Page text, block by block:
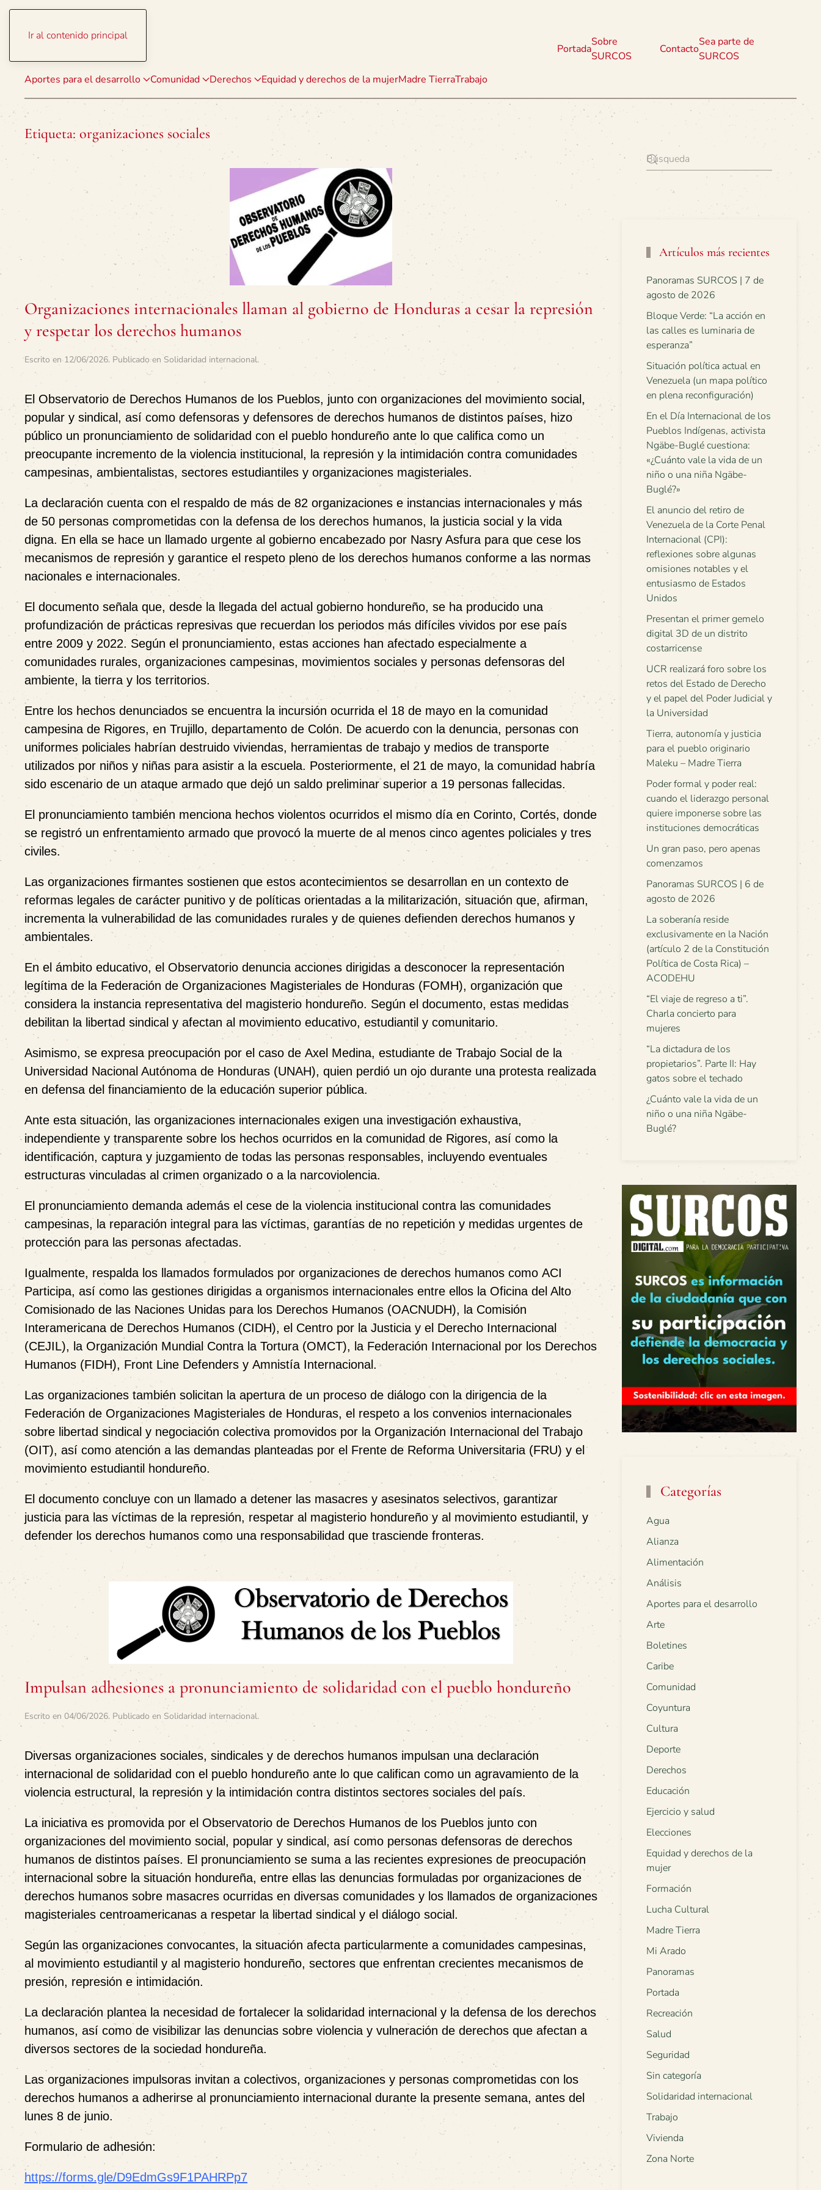
Ir al contenido principal
Aportes para el desarrollo Comunidad Derechos Equidad y derechos de la mujerMadre TierraTrabajo
Portada
Sobre
SURCOS
Contacto
Sea parte de
SURCOS
Etiqueta: organizaciones sociales
Organizaciones internacionales llaman al gobierno de Honduras a cesar la represión
y respetar los derechos humanos
Escrito en 12/06/2026. Publicado en Solidaridad internacional.
El Observatorio de Derechos Humanos de los Pueblos, junto con organizaciones del movimiento social,
popular y sindical, así como defensoras y defensores de derechos humanos de distintos países, hizo
público un pronunciamiento de solidaridad con el pueblo hondureño ante lo que califica como un
preocupante incremento de la violencia institucional, la represión y la intimidación contra comunidades
campesinas, ambientalistas, sectores estudiantiles y organizaciones magisteriales.
La declaración cuenta con el respaldo de más de 82 organizaciones e instancias internacionales y más
de 50 personas comprometidas con la defensa de los derechos humanos, la justicia social y la vida
digna. En ella se hace un llamado urgente al gobierno encabezado por Nasry Asfura para que cese los
mecanismos de represión y garantice el respeto pleno de los derechos humanos conforme a las normas
nacionales e internacionales.
El documento señala que, desde la llegada del actual gobierno hondureño, se ha producido una
profundización de prácticas represivas que recuerdan los periodos más difíciles vividos por ese país
entre 2009 y 2022. Según el pronunciamiento, estas acciones han afectado especialmente a
comunidades rurales, organizaciones campesinas, movimientos sociales y personas defensoras del
ambiente, la tierra y los territorios.
Entre los hechos denunciados se encuentra la incursión ocurrida el 18 de mayo en la comunidad
campesina de Rigores, en Trujillo, departamento de Colón. De acuerdo con la denuncia, personas con
uniformes policiales habrían destruido viviendas, herramientas de trabajo y medios de transporte
utilizados por niños y niñas para asistir a la escuela. Posteriormente, el 21 de mayo, la comunidad habría
sido escenario de un ataque armado que dejó un saldo preliminar superior a 19 personas fallecidas.
El pronunciamiento también menciona hechos violentos ocurridos el mismo día en Corinto, Cortés, donde
se registró un enfrentamiento armado que provocó la muerte de al menos cinco agentes policiales y tres
civiles.
Las organizaciones firmantes sostienen que estos acontecimientos se desarrollan en un contexto de
reformas legales de carácter punitivo y de políticas orientadas a la militarización, situación que, afirman,
incrementa la vulnerabilidad de las comunidades rurales y de quienes defienden derechos humanos y
ambientales.
En el ámbito educativo, el Observatorio denuncia acciones dirigidas a desconocer la representación
legítima de la Federación de Organizaciones Magisteriales de Honduras (FOMH), organización que
considera la instancia representativa del magisterio hondureño. Según el documento, estas medidas
debilitan la libertad sindical y afectan al movimiento educativo, estudiantil y comunitario.
Asimismo, se expresa preocupación por el caso de Axel Medina, estudiante de Trabajo Social de la
Universidad Nacional Autónoma de Honduras (UNAH), quien perdió un ojo durante una protesta realizada
en defensa del financiamiento de la educación superior pública.
Ante esta situación, las organizaciones internacionales exigen una investigación exhaustiva,
independiente y transparente sobre los hechos ocurridos en la comunidad de Rigores, así como la
identificación, captura y juzgamiento de todas las personas responsables, incluyendo eventuales
estructuras vinculadas al crimen organizado o a la narcoviolencia.
El pronunciamiento demanda además el cese de la violencia institucional contra las comunidades
campesinas, la reparación integral para las víctimas, garantías de no repetición y medidas urgentes de
protección para las personas afectadas.
Igualmente, respalda los llamados formulados por organizaciones de derechos humanos como ACI
Participa, así como las gestiones dirigidas a organismos internacionales entre ellos la Oficina del Alto
Comisionado de las Naciones Unidas para los Derechos Humanos (OACNUDH), la Comisión
Interamericana de Derechos Humanos (CIDH), el Centro por la Justicia y el Derecho Internacional
(CEJIL), la Organización Mundial Contra la Tortura (OMCT), la Federación Internacional por los Derechos
Humanos (FIDH), Front Line Defenders y Amnistía Internacional .
Las organizaciones también solicitan la apertura de un proceso de diálogo con la dirigencia de la
Federación de Organizaciones Magisteriales de Honduras, el respeto a los convenios internacionales
sobre libertad sindical y negociación colectiva promovidos por la Organización Internacional del Trabajo
(OIT), así como atención a las demandas planteadas por el Frente de Reforma Universitaria (FRU) y el
movimiento estudiantil hondureño.
El documento concluye con un llamado a detener las masacres y asesinatos selectivos, garantizar
justicia para las víctimas de la represión, respetar al magisterio hondureño y al movimiento estudiantil, y
defender los derechos humanos como una responsabilidad que trasciende fronteras.
Impulsan adhesiones a pronunciamiento de solidaridad con el pueblo hondureño
Escrito en 04/06/2026. Publicado en Solidaridad internacional.
Diversas organizaciones sociales, sindicales y de derechos humanos impulsan una declaración
internacional de solidaridad con el pueblo hondureño ante lo que califican como un agravamiento de la
violencia estructural, la represión y la intimidación contra distintos sectores sociales del país.
La iniciativa es promovida por el Observatorio de Derechos Humanos de los Pueblos junto con
organizaciones del movimiento social, popular y sindical, así como personas defensoras de derechos
humanos de distintos países. El pronunciamiento se suma a las recientes expresiones de preocupación
internacional sobre la situación hondureña, entre ellas las denuncias formuladas por organizaciones de
derechos humanos sobre masacres ocurridas en diversas comunidades y los llamados de organizaciones
magisteriales centroamericanas a respetar la libertad sindical y el diálogo social.
Según las organizaciones convocantes, la situación afecta particularmente a comunidades campesinas,
al movimiento estudiantil y al magisterio hondureño, sectores que enfrentan crecientes mecanismos de
presión, represión e intimidación.
La declaración plantea la necesidad de fortalecer la solidaridad internacional y la defensa de los derechos
humanos, así como de visibilizar las denuncias sobre violencia y vulneración de derechos que afectan a
diversos sectores de la sociedad hondureña.
Las organizaciones impulsoras invitan a colectivos, organizaciones y personas comprometidas con los
derechos humanos a adherirse al pronunciamiento internacional durante la presente semana, antes del
lunes 8 de junio.
Formulario de adhesión:
https://forms.gle/D9EdmGs9F1PAHRPp7
Artículos más recientes
Panoramas SURCOS | 7 de
agosto de 2026
Bloque Verde: “La acción en
las calles es luminaria de
esperanza”
Situación política actual en
Venezuela (un mapa político
en plena reconfiguración)
En el Día Internacional de los
Pueblos Indígenas, activista
Ngäbe-Buglé cuestiona:
«¿Cuánto vale la vida de un
niño o una niña Ngäbe-
Buglé?»
El anuncio del retiro de
Venezuela de la Corte Penal
Internacional (CPI):
reflexiones sobre algunas
omisiones notables y el
entusiasmo de Estados
Unidos
Presentan el primer gemelo
digital 3D de un distrito
costarricense
UCR realizará foro sobre los
retos del Estado de Derecho
y el papel del Poder Judicial y
la Universidad
Tierra, autonomía y justicia
para el pueblo originario
Maleku – Madre Tierra
Poder formal y poder real:
cuando el liderazgo personal
quiere imponerse sobre las
instituciones democráticas
Un gran paso, pero apenas
comenzamos
Panoramas SURCOS | 6 de
agosto de 2026
La soberanía reside
exclusivamente en la Nación
(artículo 2 de la Constitución
Política de Costa Rica) –
ACODEHU
“El viaje de regreso a ti”.
Charla concierto para
mujeres
“La dictadura de los
propietarios”. Parte II: Hay
gatos sobre el techado
¿Cuánto vale la vida de un
niño o una niña Ngäbe-
Buglé?
Categorías
Agua
Alianza
Alimentación
Análisis
Aportes para el desarrollo
Arte
Boletines
Caribe
Comunidad
Coyuntura
Cultura
Deporte
Derechos
Educación
Ejercicio y salud
Elecciones
Equidad y derechos de la
mujer
Formación
Lucha Cultural
Madre Tierra
Mi Arado
Panoramas
Portada
Recreación
Salud
Seguridad
Sin categoría
Solidaridad internacional
Trabajo
Vivienda
Zona Norte